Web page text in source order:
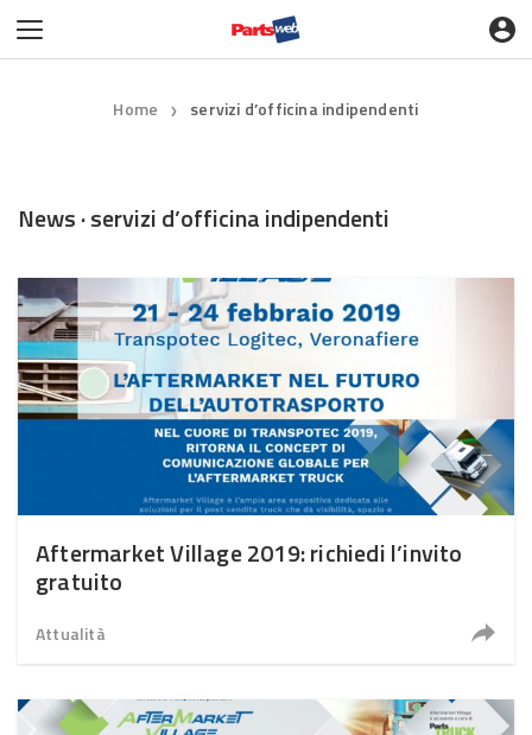
Home ❯ servizi d’officina indipendenti
News · servizi d’officina indipendenti
Aftermarket Village 2019: richiedi l’invito
gratuito
Attualità